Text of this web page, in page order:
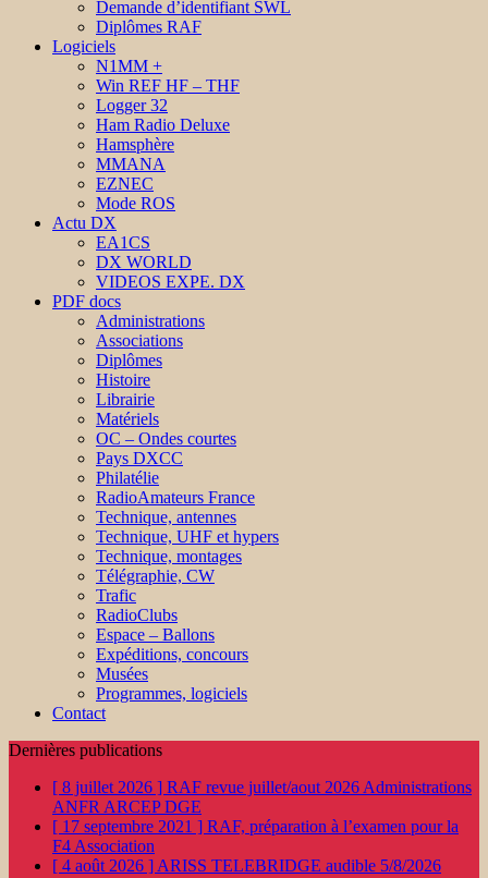
Demande d’identifiant SWL
Diplômes RAF
Logiciels
N1MM +
Win REF HF – THF
Logger 32
Ham Radio Deluxe
Hamsphère
MMANA
EZNEC
Mode ROS
Actu DX
EA1CS
DX WORLD
VIDEOS EXPE. DX
PDF docs
Administrations
Associations
Diplômes
Histoire
Librairie
Matériels
OC – Ondes courtes
Pays DXCC
Philatélie
RadioAmateurs France
Technique, antennes
Technique, UHF et hypers
Technique, montages
Télégraphie, CW
Trafic
RadioClubs
Espace – Ballons
Expéditions, concours
Musées
Programmes, logiciels
Contact
Dernières publications
[ 8 juillet 2026 ] RAF revue juillet/aout 2026 Administrations
ANFR ARCEP DGE
[ 17 septembre 2021 ] RAF, préparation à l’examen pour la
F4 Association
[ 4 août 2026 ] ARISS TELEBRIDGE audible 5/8/2026